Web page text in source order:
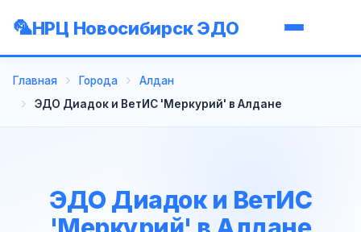
НРЦ Новосибирск ЭДО
Главная Города
Алдан
ЭДО Диадок и ВетИС 'Меркурий' в Алдане
ЭДО Диадок и ВетИС